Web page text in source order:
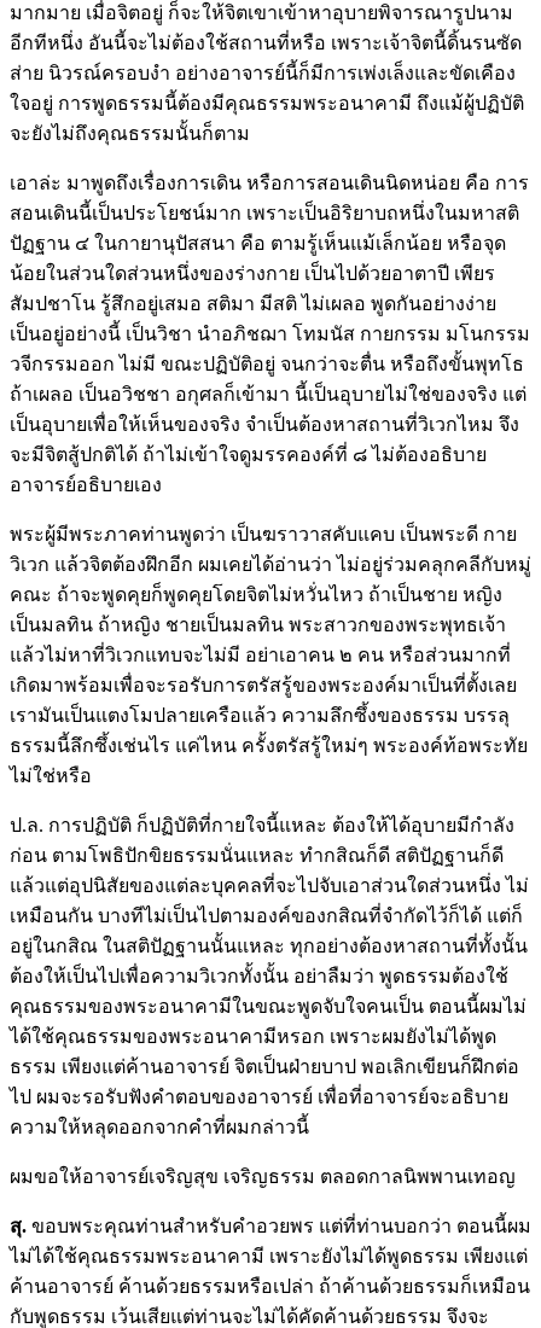
มากมาย เมื่อจิตอยู่ ก็จะให้จิตเขาเข้าหาอุบายพิจารณารูปนาม
อีกทีหนึ่ง อันนี้จะไม่ต้องใช้สถานที่หรือ เพราะเจ้าจิตนี้ดิ้นรนซัด
ส่าย นิวรณ์ครอบงำ อย่างอาจารย์นี้ก็มีการเพ่งเล็งและขัดเคือง
ใจอยู่ การพูดธรรมนี้ต้องมีคุณธรรมพระอนาคามี ถึงแม้ผู้ปฏิบัติ
จะยังไม่ถึงคุณธรรมนั้นก็ตาม
เอาล่ะ มาพูดถึงเรื่องการเดิน หรือการสอนเดินนิดหน่อย คือ การ
สอนเดินนี้เป็นประโยชน์มาก เพราะเป็นอิริยาบถหนึ่งในมหาสติ
ปัฏฐาน ๔ ในกายานุปัสสนา คือ ตามรู้เห็นแม้เล็กน้อย หรือจุด
น้อยในส่วนใดส่วนหนึ่งของร่างกาย เป็นไปด้วยอาตาปี เพียร
สัมปชาโน รู้สึกอยู่เสมอ สติมา มีสติ ไม่เผลอ พูดกันอย่างง่าย
เป็นอยู่อย่างนี้ เป็นวิชา นำอภิชฌา โทมนัส กายกรรม มโนกรรม
วจีกรรมออก ไม่มี ขณะปฏิบัติอยู่ จนกว่าจะตื่น หรือถึงขั้นพุทโธ
ถ้าเผลอ เป็นอวิชชา อกุศลก็เข้ามา นี้เป็นอุบายไม่ใช่ของจริง แต่
เป็นอุบายเพื่อให้เห็นของจริง จำเป็นต้องหาสถานที่วิเวกไหม จึง
จะมีจิตสู้ปกติได้ ถ้าไม่เข้าใจดูมรรคองค์ที่ ๘ ไม่ต้องอธิบาย
อาจารย์อธิบายเอง
พระผู้มีพระภาคท่านพูดว่า เป็นฆราวาสคับแคบ เป็นพระดี กาย
วิเวก แล้วจิตต้องฝึกอีก ผมเคยได้อ่านว่า ไม่อยู่ร่วมคลุกคลีกับหมู่
คณะ ถ้าจะพูดคุยก็พูดคุยโดยจิตไม่หวั่นไหว ถ้าเป็นชาย หญิง
เป็นมลทิน ถ้าหญิง ชายเป็นมลทิน พระสาวกของพระพุทธเจ้า
แล้วไม่หาที่วิเวกแทบจะไม่มี อย่าเอาคน ๒ คน หรือส่วนมากที่
เกิดมาพร้อมเพื่อจะรอรับการตรัสรู้ของพระองค์มาเป็นที่ตั้งเลย
เรามันเป็นแตงโมปลายเครือแล้ว ความลึกซึ้งของธรรม บรรลุ
ธรรมนี้ลึกซึ้งเช่นไร แค่ไหน ครั้งตรัสรู้ใหม่ๆ พระองค์ท้อพระทัย
ไม่ใช่หรือ
ป.ล. การปฏิบัติ ก็ปฏิบัติที่กายใจนี้แหละ ต้องให้ได้อุบายมีกำลัง
ก่อน ตามโพธิปักขิยธรรมนั่นแหละ ทำกสิณก็ดี สติปัฏฐานก็ดี
แล้วแต่อุปนิสัยของแต่ละบุคคลที่จะไปจับเอาส่วนใดส่วนหนึ่ง ไม่
เหมือนกัน บางทีไม่เป็นไปตามองค์ของกสิณที่จำกัดไว้ก็ได้ แต่ก็
อยู่ในกสิณ ในสติปัฏฐานนั้นแหละ ทุกอย่างต้องหาสถานที่ทั้งนั้น
ต้องให้เป็นไปเพื่อความวิเวกทั้งนั้น อย่าลืมว่า พูดธรรมต้องใช้
คุณธรรมของพระอนาคามีในขณะพูดจับใจคนเป็น ตอนนี้ผมไม่
ได้ใช้คุณธรรมของพระอนาคามีหรอก เพราะผมยังไม่ได้พูด
ธรรม เพียงแต่ค้านอาจารย์ จิตเป็นฝ่ายบาป พอเลิกเขียนก็ฝึกต่อ
ไป ผมจะรอรับฟังคำตอบของอาจารย์ เพื่อที่อาจารย์จะอธิบาย
ความให้หลุดออกจากคำที่ผมกล่าวนี้
ผมขอให้อาจารย์เจริญสุข เจริญธรรม ตลอดกาลนิพพานเทอญ
สุ. ขอบพระคุณท่านสำหรับคำอวยพร แต่ที่ท่านบอกว่า ตอนนี้ผม
ไม่ได้ใช้คุณธรรมพระอนาคามี เพราะยังไม่ได้พูดธรรม เพียงแต่
ค้านอาจารย์ ค้านด้วยธรรมหรือเปล่า ถ้าค้านด้วยธรรมก็เหมือน
กับพูดธรรม เว้นเสียแต่ท่านจะไม่ได้คัดค้านด้วยธรรม จึงจะ